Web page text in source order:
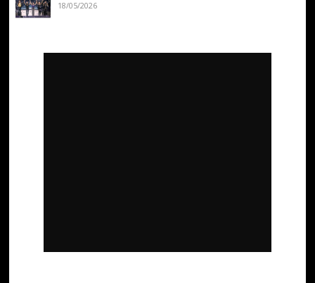
18/05/2026